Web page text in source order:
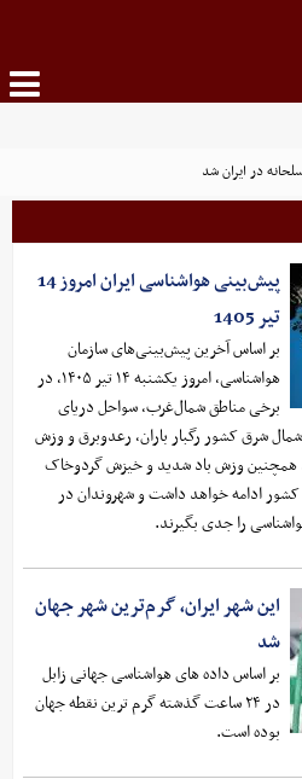
در ایران شد
پیش‌بینی هواشناسی ایران امروز 14
تیر 1405
بر اساس آخرین پیش‌بینی‌های سازمان
هواشناسی، امروز یکشنبه ۱۴ تیر ۱۴۰۵، در
برخی مناطق شمال‌غرب، سواحل دریای
شرق کشور رگبار باران، رعدوبرق و وزش
وزش باد شدید و خیزش گردوخاک
ادامه خواهد داشت و شهروندان در
را جدی بگیرند.
این شهر ایران، گرم‌ترین شهر جهان
شد
بر اساس داده های هواشناسی جهانی زابل
در ۲۴ ساعت گذشته گرم ترین نقطه جهان
بوده است.